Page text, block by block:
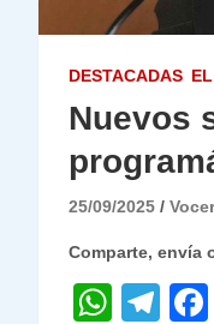
DESTACADAS
Nuevos
25/09/2025
Comparte, envía
W
T